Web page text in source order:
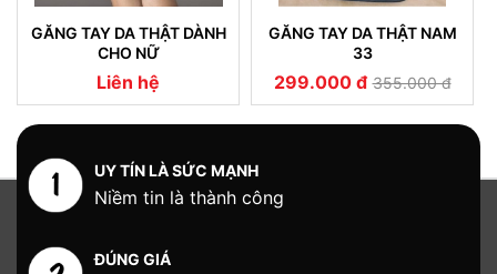
GĂNG TAY DA THẬT DÀNH
CHO NỮ
Liên hệ
GĂNG TAY DA THẬT NAM
33
299.000 đ 355.000 đ
UY TÍN LÀ SỨC MẠNH
Niềm tin là thành công
ĐÚNG GIÁ